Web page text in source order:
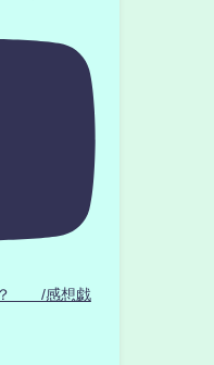
？ /感想戯